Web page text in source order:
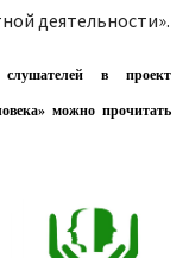
деятельности».
слушателей в проект